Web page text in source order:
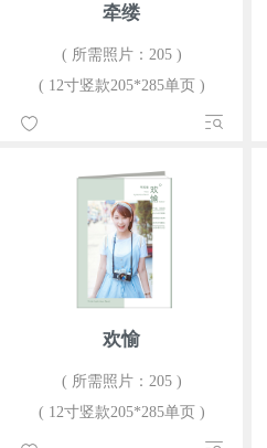
牵缕
( 所需照片：205 )
( 12寸竖款205*285单页 )
欢愉
( 所需照片：205 )
( 12寸竖款205*285单页 )